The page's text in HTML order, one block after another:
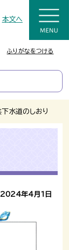
本文へ
ふりがなをつける
下水道のしおり
2024年4月1日